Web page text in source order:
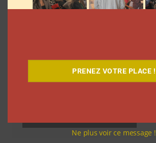
PRENEZ VOTRE PLACE !
Ne plus voir ce message !